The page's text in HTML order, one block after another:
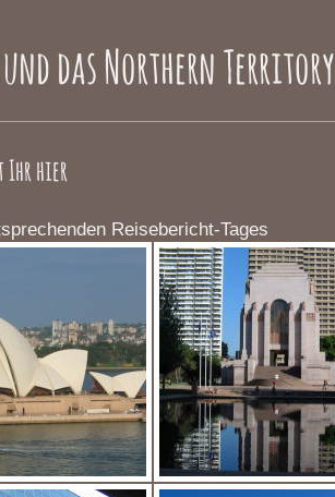
das Northern Territory
Ihr hier
Reisebericht-Tages